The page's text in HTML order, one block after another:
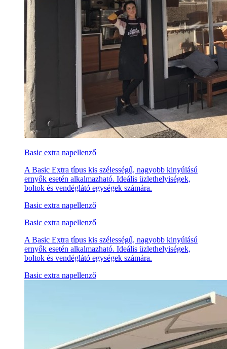
Basic extra napellenző
A Basic Extra típus kis szélességű, nagyobb kinyúlású
ernyők esetén alkalmazható. Ideális üzlethelyiségek,
boltok és vendéglátó egységek számára.
Basic extra napellenző
Basic extra napellenző
A Basic Extra típus kis szélességű, nagyobb kinyúlású
ernyők esetén alkalmazható. Ideális üzlethelyiségek,
boltok és vendéglátó egységek számára.
Basic extra napellenző